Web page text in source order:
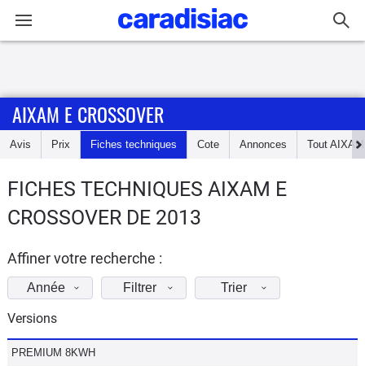
Accueil
Essais
d'achat
Electriques
Utilitaires
AIXAM E CROSSOVER
Avis Prix Fiches techniques Cote Annonces Tout AIXAM
FICHES TECHNIQUES AIXAM E
CROSSOVER DE 2013
Affiner votre recherche :
Année Filtrer Trier
Versions
PREMIUM 8KWH